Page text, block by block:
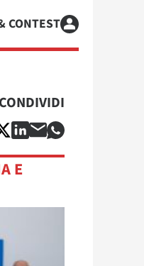
CONTEST
CONDIVIDI
E